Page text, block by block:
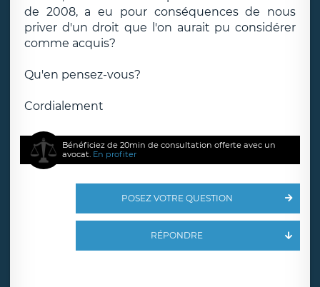
de 2008, a eu pour conséquences de nous
priver d'un droit que l'on aurait pu considérer
comme acquis?
Qu'en pensez-vous?
Cordialement
Bénéficiez de 20min de consultation offerte avec un
avocat. En profiter
POSEZ VOTRE QUESTION
RÉPONDRE